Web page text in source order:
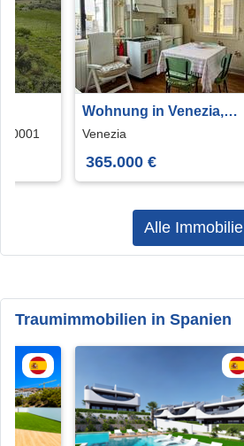
00001
Wohnung in Venezia,
Veneto, 99 m²
Venezia
365.000 €
Alle
Traumimmobilien in Spanien